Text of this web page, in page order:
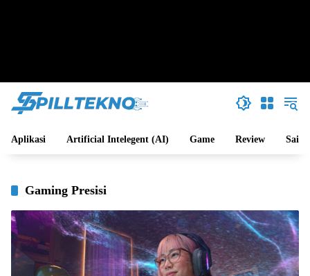
Aplikasi Artificial Intelegent (AI) Game Review Sains
Gaming Presisi